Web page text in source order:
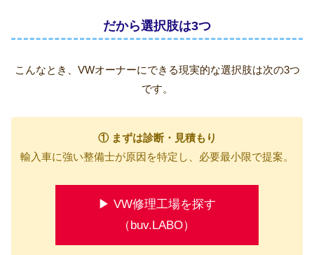
だから選択肢は3つ
こんなとき、VWオーナーにできる現実的な選択肢は次の3つ
です。
① まずは診断・見積もり
輸入車に強い整備士が原因を特定し、必要最小限で提案。
▶ VW修理工場を探す
（buv.LABO）